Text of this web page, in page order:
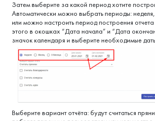
Затем выберите за какой период хотите
Автоматически можно выбрать периоды:
или можно настроить период построения
этого в окошках “Дата начала” и “Дата
значок календаря и выберите необходимые
Выберите вариант отчёта: будут считаться